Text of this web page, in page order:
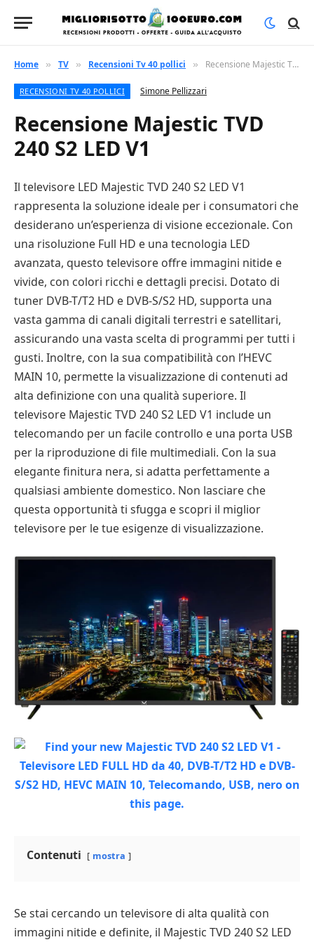
Home » TV » Recensioni Tv 40 pollici » Recensione Majestic TVD 240 S2 LED V1
RECENSIONI TV 40 POLLICI Simone Pellizzari
Recensione Majestic TVD
240 S2 LED V1
Il televisore LED Majestic TVD 240 S2 LED V1
rappresenta la soluzione ideale per i consumatori che
desiderano un’esperienza di visione eccezionale. Con
una risoluzione Full HD e una tecnologia LED
avanzata, questo televisore offre immagini nitide e
vivide, con colori ricchi e dettagli precisi. Dotato di
tuner DVB-T/T2 HD e DVB-S/S2 HD, supporta una
vasta gamma di canali digitali terrestri e satellitari,
assicurando una vasta scelta di programmi per tutti i
gusti. Inoltre, con la sua compatibilità con l’HEVC
MAIN 10, permette la visualizzazione di contenuti ad
alta definizione con una qualità superiore. Il
televisore Majestic TVD 240 S2 LED V1 include un
telecomando per un facile controllo e una porta USB
per la riproduzione di file multimediali. Con la sua
elegante finitura nera, si adatta perfettamente a
qualsiasi ambiente domestico. Non lasciare che
questa opportunità ti sfugga e scopri il miglior
televisore per le tue esigenze di visualizzazione.
Contenuti mostra
Se stai cercando un televisore di alta qualità con
immagini nitide e definite, il Majestic TVD 240 S2 LED